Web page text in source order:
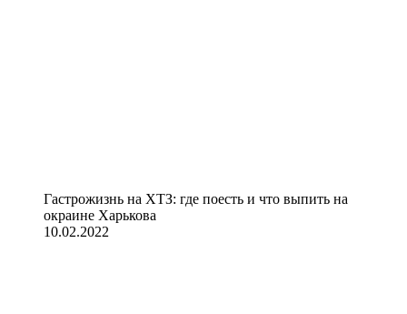
Гастрожизнь на ХТЗ: где поесть и что выпить на
окраине Харькова
10.02.2022